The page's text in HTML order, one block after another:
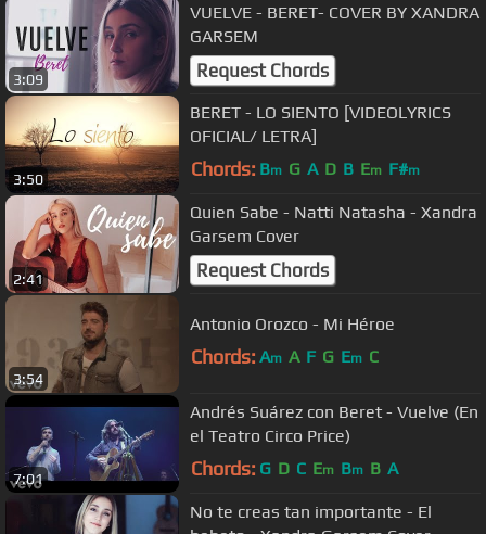
3:09
VUELVE - BERET- COVER BY XANDRA
GARSEM
Request Chords
3:50
BERET - LO SIENTO [VIDEOLYRICS
OFICIAL/ LETRA]
Chords: Bm G A D B Em F#m
2:41
Quien Sabe - Natti Natasha - Xandra
Garsem Cover
Request Chords
3:54
Antonio Orozco - Mi Héroe
Chords: Am A F G Em C
7:01
Andrés Suárez con Beret - Vuelve (En
el Teatro Circo Price)
Chords: G D C Em Bm B A
No te creas tan importante - El